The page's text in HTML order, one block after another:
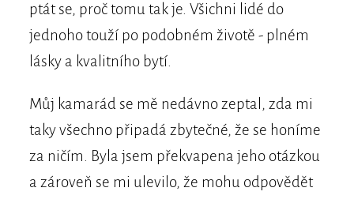
ptát se, proč tomu tak je. Všichni lidé do
jednoho touží po podobném životě - plném
lásky a kvalitního bytí.
Můj kamarád se mě nedávno zeptal, zda mi
taky všechno připadá zbytečné, že se honíme
za ničím. Byla jsem překvapena jeho otázkou
a zároveň se mi ulevilo, že mohu odpovědět